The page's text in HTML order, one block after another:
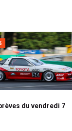
du vendredi 7